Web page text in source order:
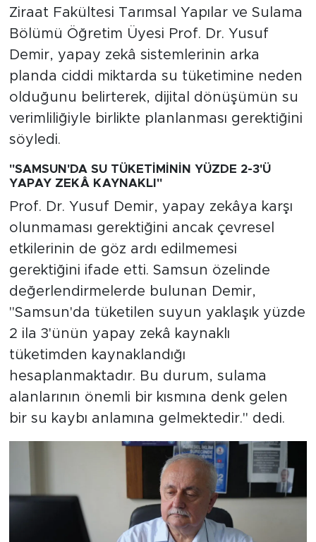
Ziraat Fakültesi Tarımsal Yapılar ve Sulama
Bölümü Öğretim Üyesi Prof. Dr. Yusuf
Demir, yapay zekâ sistemlerinin arka
planda ciddi miktarda su tüketimine neden
olduğunu belirterek, dijital dönüşümün su
verimliliğiyle birlikte planlanması gerektiğini
söyledi.
"SAMSUN'DA SU TÜKETİMİNİN YÜZDE 2-3'Ü
YAPAY ZEKÂ KAYNAKLI"
Prof. Dr. Yusuf Demir, yapay zekâya karşı
olunmaması gerektiğini ancak çevresel
etkilerinin de göz ardı edilmemesi
gerektiğini ifade etti. Samsun özelinde
değerlendirmelerde bulunan Demir,
"Samsun'da tüketilen suyun yaklaşık yüzde
2 ila 3'ünün yapay zekâ kaynaklı
tüketimden kaynaklandığı
hesaplanmaktadır. Bu durum, sulama
alanlarının önemli bir kısmına denk gelen
bir su kaybı anlamına gelmektedir." dedi.